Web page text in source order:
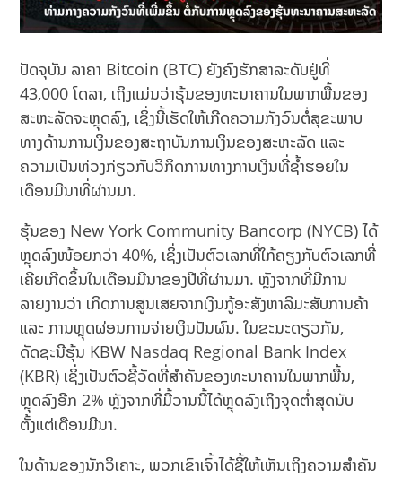
ປັດຈຸບັນ ລາຄາ Bitcoin (BTC) ຍັງຄົງຮັກສາລະດັບຢູ່ທີ່
43,000 ໂດລາ, ເຖິງແມ່ນວ່າຮຸ້ນຂອງທະນາຄານໃນພາກພື້ນຂອງ
ສະຫະລັດຈະຫຼຸດລົງ, ເຊິ່ງນີ້ເຮັດໃຫ້ເກີດຄວາມກັງວົນຕໍ່ສຸຂະພາບ
ທາງດ້ານການເງິນຂອງສະຖາບັນການເງິນຂອງສະຫະລັດ ​ແລະ ​
ຄວາມ​ເປັນ​ຫ່ວງ​ກ່ຽວ​ກັບ​ວິ​ກິດ​ການທາງ​ການ​ເງິນ​ທີ່ຊ້ຳຮອຍໃນ​​
ເດືອນ​ມີນາທີ່​ຜ່ານ​ມາ.
ຮຸ້ນຂອງ New York Community Bancorp (NYCB) ໄດ້
ຫຼຸດລົງໜ້ອຍກວ່າ 40%, ເຊິ່ງເປັນຕົວເລກທີ່ໃກ້ຄຽງກັບຕົວເລກທີ່
ເຄີຍເກີດຂຶ້ນໃນເດືອນມີນາຂອງປີທີ່ຜ່ານມາ. ຫຼັງຈາກທີ່ມີການ
ລາຍງານວ່າ ເກີດການສູນເສຍຈາກເງິນກູ້ອະສັງຫາລິມະສັບການຄ້າ
ແລະ ​ການ​ຫຼຸດ​ຜ່ອນ​ການ​ຈ່າຍ​ເງິນ​ປັນ​ຜົນ.​ ໃນຂະນະດຽວກັນ,
ດັດຊະນີຮຸ້ນ KBW Nasdaq Regional Bank Index
(KBR) ເຊິ່ງເປັນຕົວຊີ້ວັດທີ່ສໍາຄັນຂອງທະນາຄານໃນພາກພື້ນ,
ຫຼຸດລົງອີກ 2% ຫຼັງຈາກທີ່ມື້ວານນີ້ໄດ້ຫຼຸດລົງເຖິງຈຸດຕໍ່າສຸດນັບ
ຕັ້ງແຕ່ເດືອນມີນາ.
ໃນດ້ານຂອງນັກວິເຄາະ, ພວກເຂົາເຈົ້າໄດ້ຊີ້ໃຫ້ເຫັນເຖິງຄວາມສໍາຄັນ